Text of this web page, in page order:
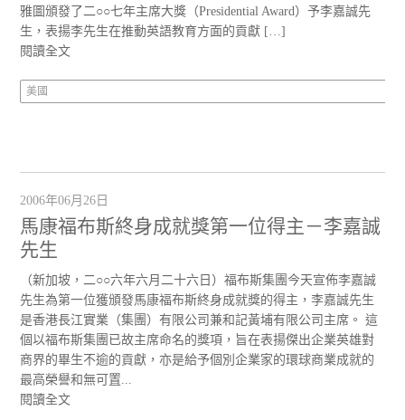
雅圖頒發了二○○七年主席大獎（Presidential Award）予李嘉誠先
生，表揚李先生在推動英語教育方面的貢獻 […]
閱讀全文
美國
2006年06月26日
馬康福布斯終身成就獎第一位得主－李嘉誠
先生
（新加坡，二○○六年六月二十六日）福布斯集團今天宣佈李嘉誠
先生為第一位獲頒發馬康福布斯終身成就獎的得主，李嘉誠先生
是香港長江實業（集團）有限公司兼和記黃埔有限公司主席。 這
個以福布斯集團已故主席命名的獎項，旨在表揚傑出企業英雄對
商界的畢生不逾的貢獻，亦是給予個別企業家的環球商業成就的
最高榮譽和無可置...
閱讀全文